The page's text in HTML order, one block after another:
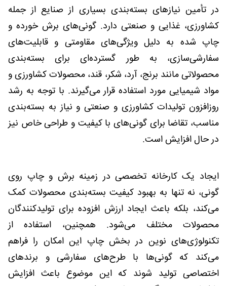
در تأمین نیازهای بسته‌بندی بسیاری از صنایع از جمله
کشاورزی، غذایی و صنعتی دارد. گونی‌های برش خورده و
چاپ شده به دلیل ویژگی‌های مقاومتی و قابلیت‌های
سفارشی‌سازی، به طور گسترده‌ای برای بسته‌بندی
محصولاتی مانند برنج، آرد، شکر، قند، محصولات کشاورزی و
مواد شیمیایی مورد استفاده قرار می‌گیرند. با توجه به رشد
روزافزون تولیدات کشاورزی و صنعتی و نیاز به بسته‌بندی
مناسب، تقاضا برای گونی‌های با کیفیت و طراحی خاص نیز
در حال افزایش است.
ایجاد یک کارخانه تخصصی در زمینه برش و چاپ روی
گونی، نه تنها به بهبود کیفیت بسته‌بندی محصولات کمک
می‌کند، بلکه باعث ایجاد ارزش افزوده برای تولیدکنندگان
محصولات مختلف می‌شود. همچنین، استفاده از
تکنولوژی‌های نوین در بخش چاپ این امکان را فراهم
می‌کند که گونی‌ها با طرح‌های سفارشی و برندهای
اختصاصی تولید شوند که این موضوع باعث افزایش